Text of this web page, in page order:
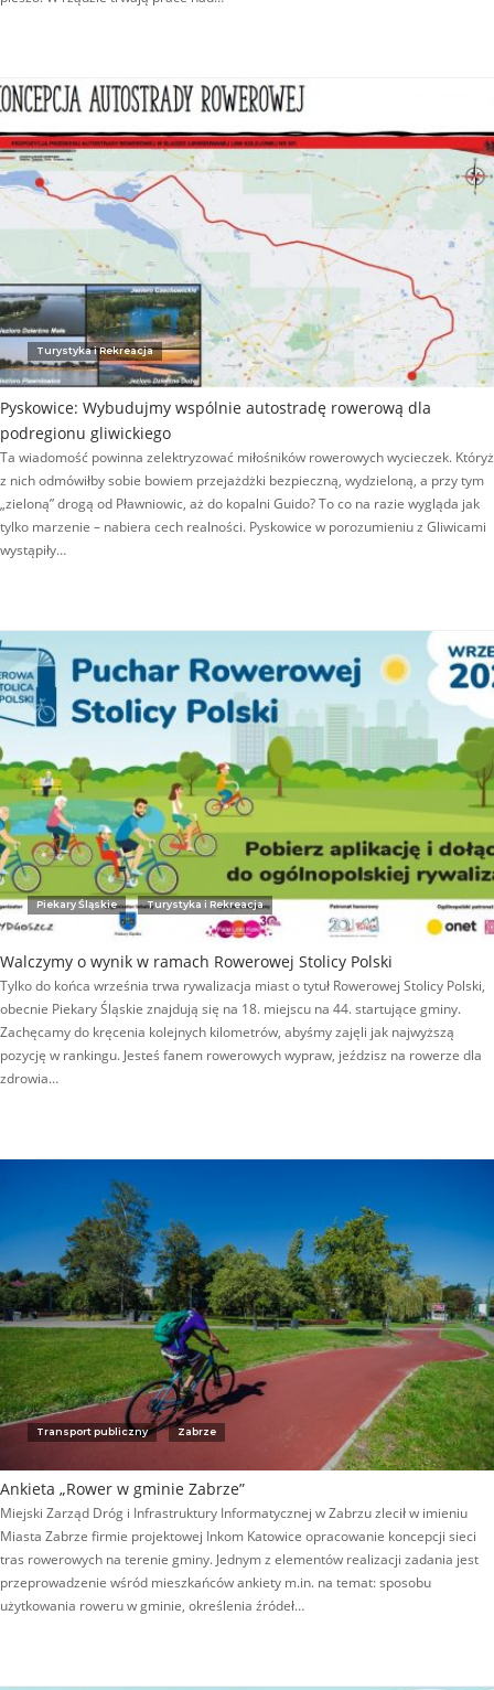
Turystyka i Rekreacja
Pyskowice: Wybudujmy wspólnie autostradę rowerową dla
podregionu gliwickiego
Ta wiadomość powinna zelektryzować miłośników rowerowych wycieczek. Któryż
z nich odmówiłby sobie bowiem przejażdżki bezpieczną, wydzieloną, a przy tym
„zieloną” drogą od Pławniowic, aż do kopalni Guido? To co na razie wygląda jak
tylko marzenie – nabiera cech realności. Pyskowice w porozumieniu z Gliwicami
wystąpiły…
Piekary Śląskie Turystyka i Rekreacja
Walczymy o wynik w ramach Rowerowej Stolicy Polski
Tylko do końca września trwa rywalizacja miast o tytuł Rowerowej Stolicy Polski,
obecnie Piekary Śląskie znajdują się na 18. miejscu na 44. startujące gminy.
Zachęcamy do kręcenia kolejnych kilometrów, abyśmy zajęli jak najwyższą
pozycję w rankingu. Jesteś fanem rowerowych wypraw, jeździsz na rowerze dla
zdrowia…
Transport publiczny Zabrze
Ankieta „Rower w gminie Zabrze”
Miejski Zarząd Dróg i Infrastruktury Informatycznej w Zabrzu zlecił w imieniu
Miasta Zabrze firmie projektowej Inkom Katowice opracowanie koncepcji sieci
tras rowerowych na terenie gminy. Jednym z elementów realizacji zadania jest
przeprowadzenie wśród mieszkańców ankiety m.in. na temat: sposobu
użytkowania roweru w gminie, określenia źródeł…